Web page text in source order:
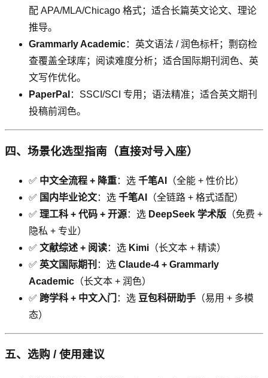
配 APA/MLA/Chicago 格式；适合长篇英文论文、理论
推导。
Grammarly Academic：英文语法 / 润色标杆；剽窃检
查覆盖全球库；阅读难度分析；适合国际期刊润色、英
文写作优化。
PaperPal ：SSCI/SCI 专用；语法精准；适合英文期刊
投稿前润色。
四、场景化选型指南（直接对号入座）
✅ 中文全流程 + 降重：选 千笔AI
（全能 + 性价比）
✅ 国内毕业论文：选 千笔AI
（全链路 + 格式适配）
✅ 理工科 + 代码 + 开源：选 DeepSeek 学术版 （免费 +
隐私 + 专业）
✅ 文献综述 + 阅读：选 Kimi （长文本 + 精读）
✅ 英文国际期刊 ：选 Claude-4 + Grammarly
Academic （长文本 + 润色）
✅ 跨学科 + 中文入门 ：选 豆包科研助手 （易用 + 多模
态）
五、选购 / 使用建议